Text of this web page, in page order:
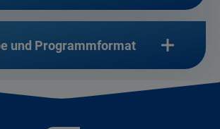
und Programmformat